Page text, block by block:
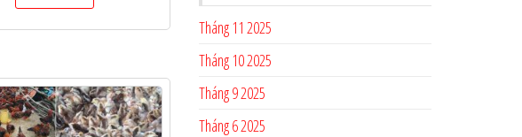
Tháng 11 2025
Tháng 10 2025
Tháng 9 2025
Tháng 6 2025